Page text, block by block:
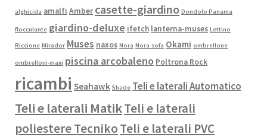
alghicida amalfi Amber casette-giardino Dondolo Panama
flocculante giardino-deluxe ifetch lanterna-muses Lettino
Riccione Mirador Muses naxos Nora Nora-sofa Okami ombrellone
ombrelloni-maxi piscina arcobaleno Poltrona Rock
ricambi Seahawk Shade Teli e laterali Automatico
Teli e laterali MatikTeli e laterali
poliestere TecnikoTeli e laterali PVC